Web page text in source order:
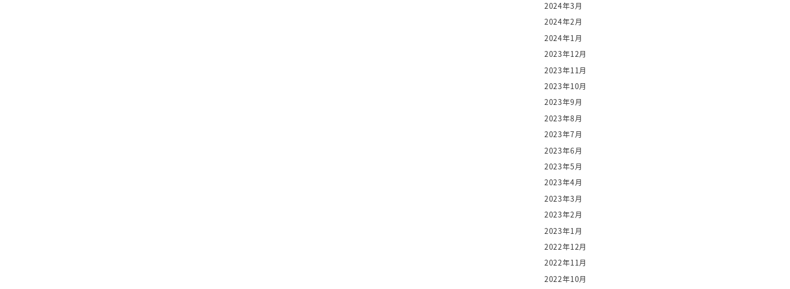
2024年3月
2024年2月
2024年1月
2023年12月
2023年11月
2023年10月
2023年9月
2023年8月
2023年7月
2023年6月
2023年5月
2023年4月
2023年3月
2023年2月
2023年1月
2022年12月
2022年11月
2022年10月